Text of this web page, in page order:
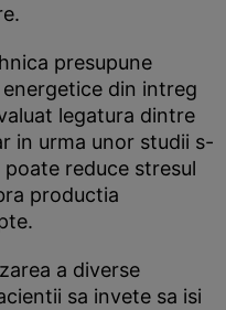
presupune
din intreg
legatura dintre
in urma unor studii s-
reduce stresul
productia
a diverse
sa invete sa isi